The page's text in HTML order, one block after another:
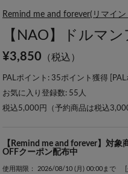
Remind me and forever(リマイ
【NAO】ドルマ
¥3,850 （税込）
PALポイント: 35ポイント獲得 [
お気に入り登録数: 55 人
税込5,000円（予約商品は税込
【Remind me and forever】対
OFFクーポン配布中
使用期限： 2026/08/10 (月) 00:00まで